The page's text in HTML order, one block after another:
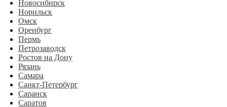
Новосибирск
Норильск
Омск
Оренбург
Пермь
Петрозаводск
Ростов на Дону
Рязань
Самара
Санкт-Петербург
Саранск
Саратов